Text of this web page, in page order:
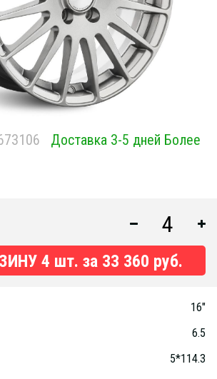
Доставка 3-5 дней Более
4 шт. за 33 360 руб.
16"
6.5
5*114.3